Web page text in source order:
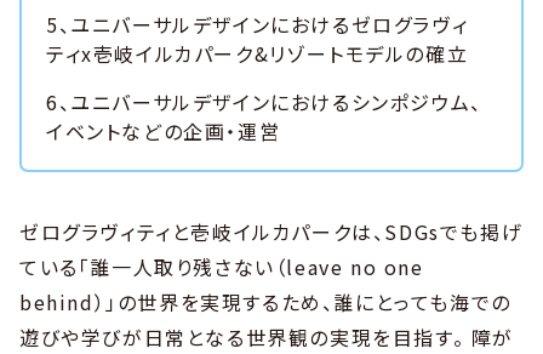
5、ユニバーサルデザインにおけるゼログラヴィ
ティx壱岐イルカパーク&リゾートモデルの確立
6、ユニバーサルデザインにおけるシンポジウム、
イベントなどの企画・運営
ゼログラヴィティと壱岐イルカパークは、SDGsでも掲げ
ている「誰一人取り残さない（leave no one
behind）」の世界を実現するため、誰にとっても海での
遊びや学びが日常となる世界観の実現を目指す。 障が